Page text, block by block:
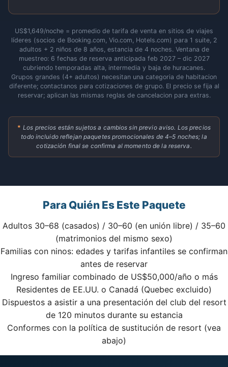
US$1,649/noche = promedio de tarifa de venta en sitios de viajes
líderes (socios de Booking.com, Vio.com, Hotels.com) para 1 suite, 2
adultos + 2 niños de 8 años, estancia de 4 noches. Ventana de
muestreo: 6 fechas de reserva anticipada feb 2027 – dic 2027
cubriendo temporadas alta, intermedia y baja de huracanes.
Grupos grandes (4+ adultos) necesitan una categoria de habitacion
diferente; contactanos para cotizaciones de grupo. El precio se fija al
reservar; aplican las mismas reglas de cancelacion para extras.
* Los precios están sujetos a cambios sin previo aviso. Los precios
todo incluido reflejan paquetes promocionales de 4–5 noches; la
cotización final se confirma al momento de la reserva.
Para Quién Es Este Paquete
Adultos 30–68 (casados) / 30–60 (en unión libre) / 35–60
(matrimonios del mismo sexo)
Familias con ninos: edades y tarifas infantiles se confirman
antes de reservar
Ingreso familiar combinado de US$50,000/año o más
Residentes de EE.UU. o Canadá (Quebec excluido)
Dispuestos a asistir a una presentación del club del resort
de 120 minutos durante su estancia
Conformes con la política de sustitución de resort (vea
abajo)